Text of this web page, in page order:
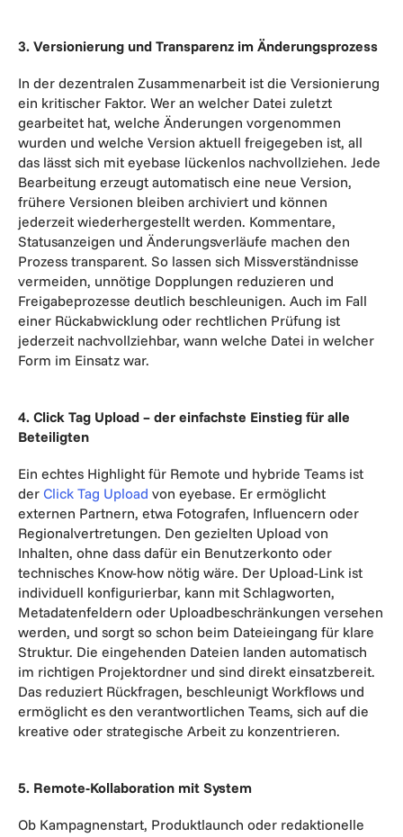
3. Versionierung und Transparenz im Änderungsprozess
In der dezentralen Zusammenarbeit ist die Versionierung
ein kritischer Faktor. Wer an welcher Datei zuletzt
gearbeitet hat, welche Änderungen vorgenommen
wurden und welche Version aktuell freigegeben ist, all
das lässt sich mit eyebase lückenlos nachvollziehen. Jede
Bearbeitung erzeugt automatisch eine neue Version,
frühere Versionen bleiben archiviert und können
jederzeit wiederhergestellt werden. Kommentare,
Statusanzeigen und Änderungsverläufe machen den
Prozess transparent. So lassen sich Missverständnisse
vermeiden, unnötige Dopplungen reduzieren und
Freigabeprozesse deutlich beschleunigen. Auch im Fall
einer Rückabwicklung oder rechtlichen Prüfung ist
jederzeit nachvollziehbar, wann welche Datei in welcher
Form im Einsatz war.
4. Click Tag Upload – der einfachste Einstieg für alle
Beteiligten
Ein echtes Highlight für Remote und hybride Teams ist
der Click Tag Upload von eyebase. Er ermöglicht
externen Partnern, etwa Fotografen, Influencern oder
Regionalvertretungen. Den gezielten Upload von
Inhalten, ohne dass dafür ein Benutzerkonto oder
technisches Know-how nötig wäre. Der Upload-Link ist
individuell konfigurierbar, kann mit Schlagworten,
Metadatenfeldern oder Uploadbeschränkungen versehen
werden, und sorgt so schon beim Dateieingang für klare
Struktur. Die eingehenden Dateien landen automatisch
im richtigen Projektordner und sind direkt einsatzbereit.
Das reduziert Rückfragen, beschleunigt Workflows und
ermöglicht es den verantwortlichen Teams, sich auf die
kreative oder strategische Arbeit zu konzentrieren.
5. Remote-Kollaboration mit System
Ob Kampagnenstart, Produktlaunch oder redaktionelle